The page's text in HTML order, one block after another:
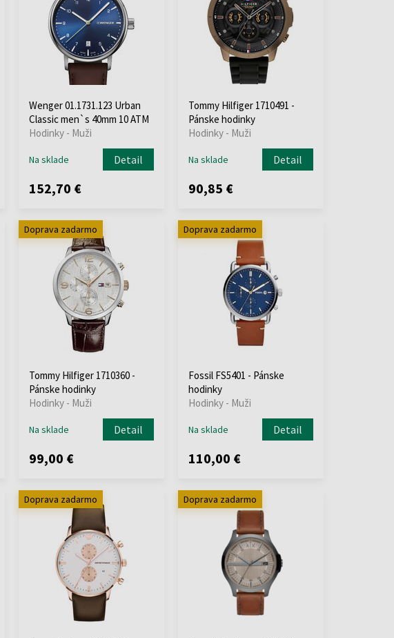
Wenger 01.1731.123 Urban
Classic men`s 40mm 10 ATM
Hodinky - Muži
Na sklade Detail
152,70 €
Tommy Hilfiger 1710491 -
Pánske hodinky
Hodinky - Muži
Na sklade Detail
90,85 €
Doprava zadarmo
Tommy Hilfiger 1710360 -
Pánske hodinky
Hodinky - Muži
Na sklade Detail
99,00 €
Doprava zadarmo
Fossil FS5401 - Pánske
hodinky
Hodinky - Muži
Na sklade Detail
110,00 €
Doprava zadarmo Doprava zadarmo